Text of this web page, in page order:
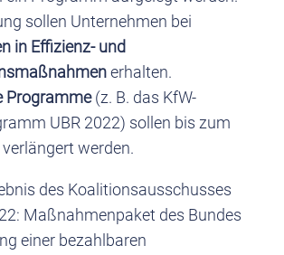
sollen Unternehmen bei
in Effizienz- und
erhalten.
Programme(z. B. das KfW-
UBR 2022) sollen bis zum
werden.
des Koalitionsausschusses
Maßnahmenpaket des Bundes
einer bezahlbaren